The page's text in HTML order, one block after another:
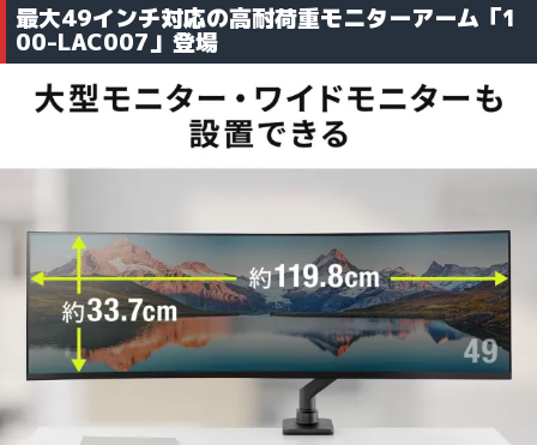
最大49インチ対応の高耐荷重モニターアーム「1
00-LAC007」登場